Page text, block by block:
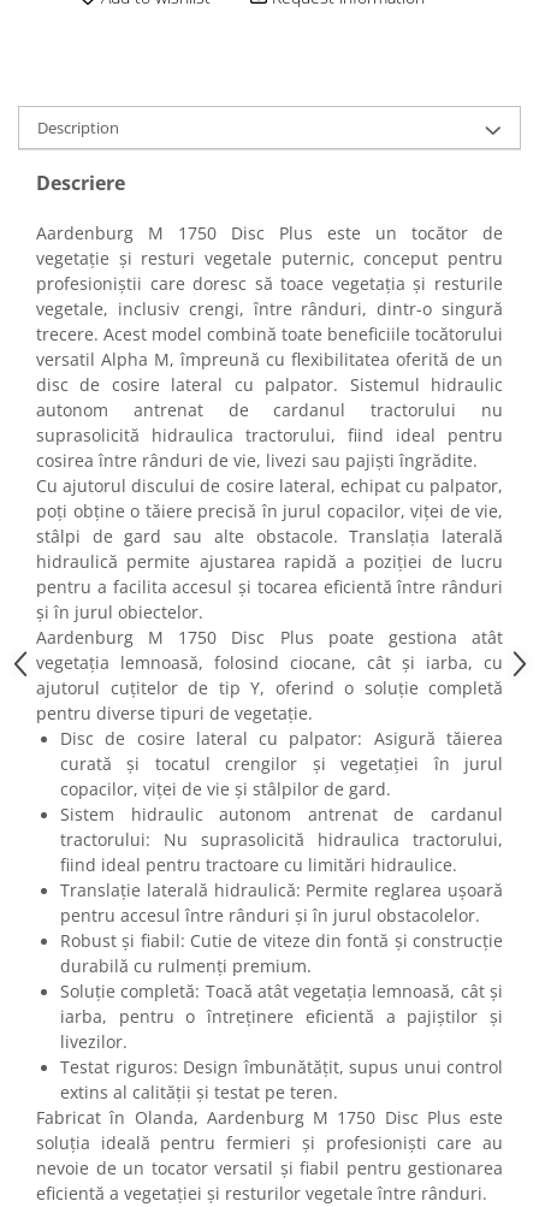
Description
Descriere
Aardenburg M 1750 Disc Plus este un tocător de
vegetație și resturi vegetale puternic, conceput pentru
profesioniștii care doresc să toace vegetația și resturile
vegetale, inclusiv crengi, între rânduri, dintr-o singură
trecere. Acest model combină toate beneficiile tocătorului
versatil Alpha M, împreună cu flexibilitatea oferită de un
disc de cosire lateral cu palpator. Sistemul hidraulic
autonom antrenat de cardanul tractorului nu
suprasolicită hidraulica tractorului, fiind ideal pentru
cosirea între rânduri de vie, livezi sau pajiști îngrădite.
Cu ajutorul discului de cosire lateral, echipat cu palpator,
poți obține o tăiere precisă în jurul copacilor, viței de vie,
stâlpi de gard sau alte obstacole. Translația laterală
hidraulică permite ajustarea rapidă a poziției de lucru
pentru a facilita accesul și tocarea eficientă între rânduri
și în jurul obiectelor.
Aardenburg M 1750 Disc Plus poate gestiona atât
vegetația lemnoasă, folosind ciocane, cât și iarba, cu
ajutorul cuțitelor de tip Y, oferind o soluție completă
pentru diverse tipuri de vegetație.
Disc de cosire lateral cu palpator: Asigură tăierea
curată și tocatul crengilor și vegetației în jurul
copacilor, viței de vie și stâlpilor de gard.
Sistem hidraulic autonom antrenat de cardanul
tractorului: Nu suprasolicită hidraulica tractorului,
fiind ideal pentru tractoare cu limitări hidraulice.
Translație laterală hidraulică: Permite reglarea ușoară
pentru accesul între rânduri și în jurul obstacolelor.
Robust și fiabil: Cutie de viteze din fontă și construcție
durabilă cu rulmenți premium.
Soluție completă: Toacă atât vegetația lemnoasă, cât și
iarba, pentru o întreținere eficientă a pajiștilor și
livezilor.
Testat riguros: Design îmbunătățit, supus unui control
extins al calității și testat pe teren.
Fabricat în Olanda, Aardenburg M 1750 Disc Plus este
soluția ideală pentru fermieri și profesioniști care au
nevoie de un tocator versatil și fiabil pentru gestionarea
eficientă a vegetației și resturilor vegetale între rânduri.